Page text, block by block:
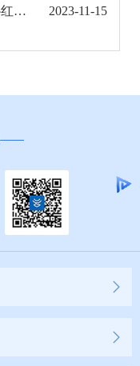
红河州工业和信息化局对政协红河州十三届二次会议第184号提案的答复 2023-11-15